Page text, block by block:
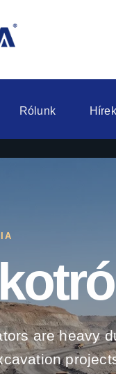
Rólunk Hírek
are heavy